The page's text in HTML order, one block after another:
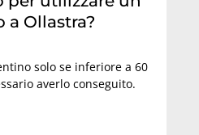
a Ollastra?
solo se inferiore a 60
averlo conseguito.